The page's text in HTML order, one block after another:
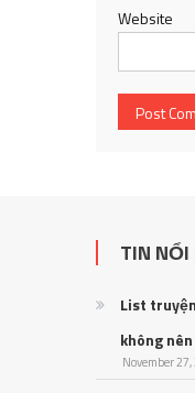
Website
TIN NỔI
List
không
November